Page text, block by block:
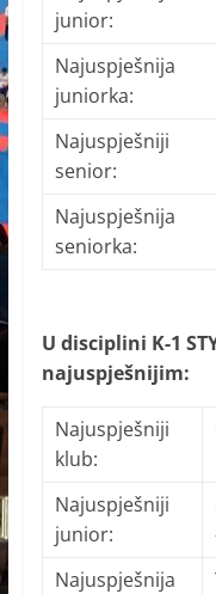
junior:
Najuspješnija
juniorka:
Najuspješniji
senior:
Najuspješnija
seniorka:
U disciplini K-1
najuspješnijim:
Najuspješniji
klub:
Najuspješniji
junior:
Najuspješnija